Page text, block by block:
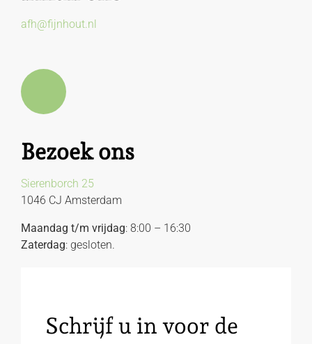
afh@fijnhout.nl
Bezoek ons
Sierenborch 25
1046 CJ Amsterdam
Maandag t/m vrijdag: 8:00 – 16:30
Zaterdag: gesloten.
Schrijf u in voor de